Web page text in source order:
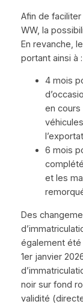
Afin de
WW, la
En revanche,
portant ainsi à :
4 mois
en cours
6 mois
et les
Des
également
1er janvier
noir sur fond
validité